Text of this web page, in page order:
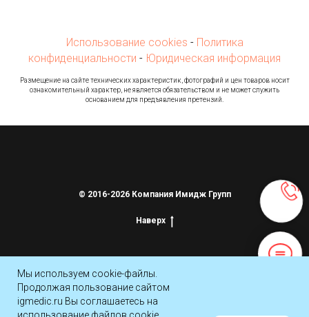
Мы используем cookie-файлы.
Продолжая пользование сайтом
igmedic.ru Вы соглашаетесь на
Использование cookies - Политика
конфиденциальности - Юридическая информация
Размещение на сайте технических характеристик, фотографий и цен товаров носит
ознакомительный характер, не является обязательством и не может служить
основанием для предъявления претензий.
© 2016-2026 Компания Имидж Групп
Наверх